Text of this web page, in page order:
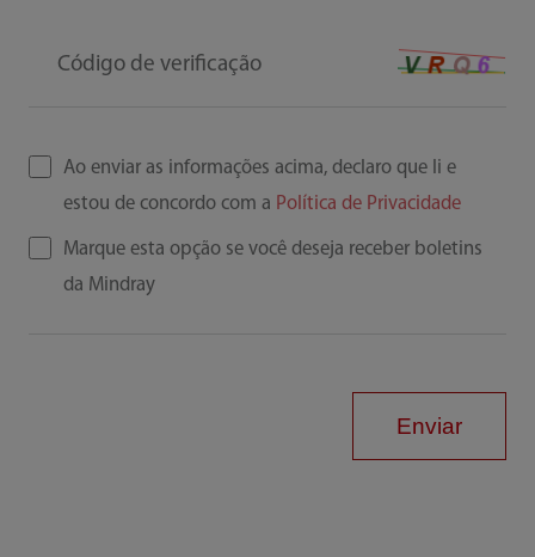
Código de verificação
Ao enviar as informações acima, declaro que li e
estou de concordo com a Política de Privacidade
Marque esta opção se você deseja receber boletins
da Mindray
Enviar